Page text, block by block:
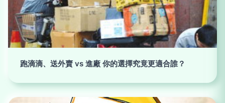
跑滴滴、送外賣 vs 進廠 你的選擇究竟更適合誰？